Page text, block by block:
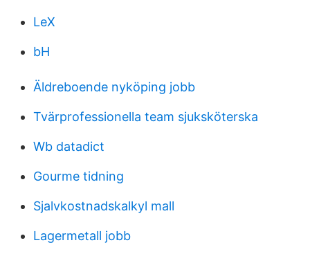
LeX
bH
Äldreboende nyköping jobb
Tvärprofessionella team sjuksköterska
Wb datadict
Gourme tidning
Sjalvkostnadskalkyl mall
Lagermetall jobb